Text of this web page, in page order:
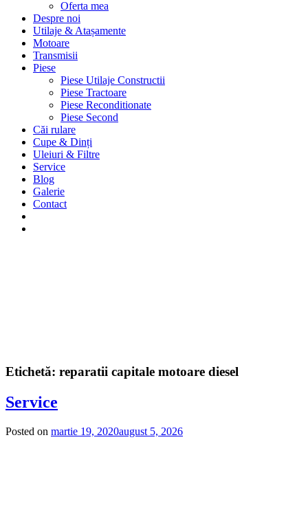
Oferta mea
Despre noi
Utilaje & Atașamente
Motoare
Transmisii
Piese
Piese Utilaje Constructii
Piese Tractoare
Piese Reconditionate
Piese Second
Căi rulare
Cupe & Dinți
Uleiuri & Filtre
Service
Blog
Galerie
Contact
Etichetă: reparatii capitale motoare diesel
Service
Posted on martie 19, 2020august 5, 2026